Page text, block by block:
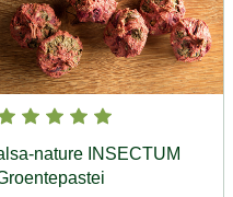
nature INSECTUM